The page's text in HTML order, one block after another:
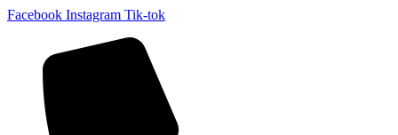
Facebook Instagram Tik-tok